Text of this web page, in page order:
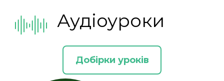
Аудіоуроки
Добірки уроків